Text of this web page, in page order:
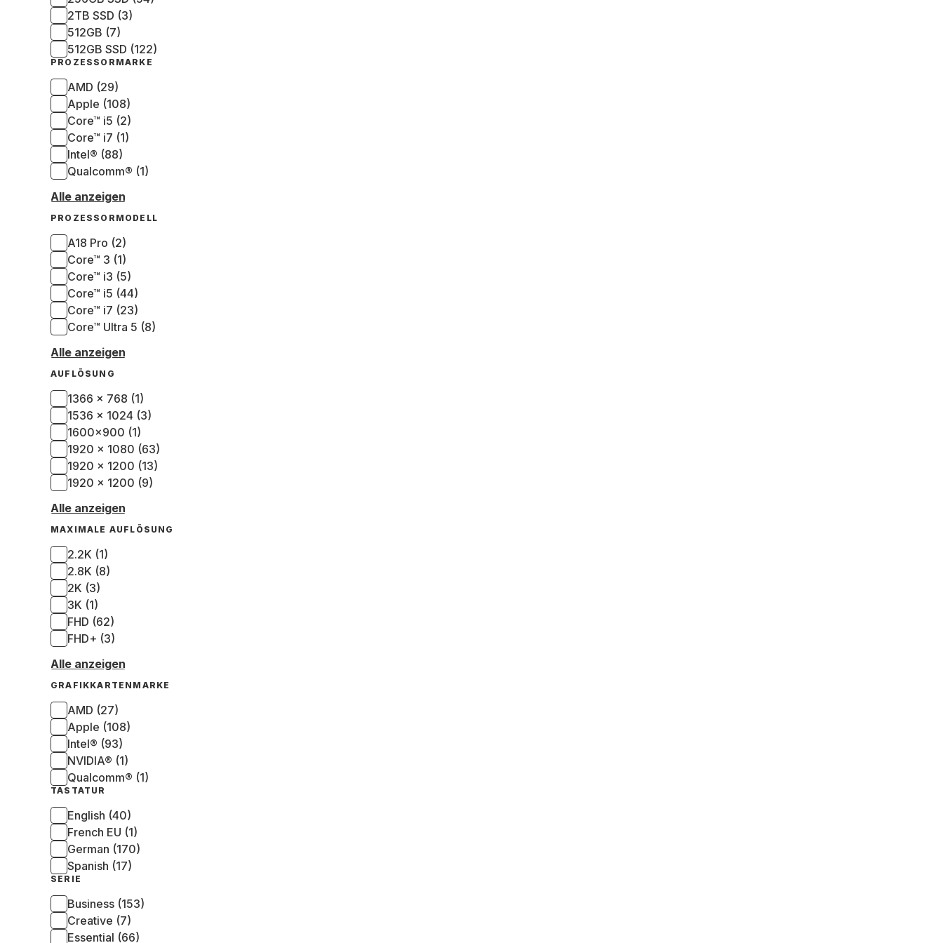
2TB SSD (3)
512GB (7)
512GB SSD (122)
PROZESSORMARKE
AMD (29)
Apple (108)
Core™ i5 (2)
Core™ i7 (1)
Intel® (88)
Qualcomm® (1)
Alle anzeigen
PROZESSORMODELL
A18 Pro (2)
Core™ 3 (1)
Core™ i3 (5)
Core™ i5 (44)
Core™ i7 (23)
Core™ Ultra 5 (8)
Alle anzeigen
AUFLÖSUNG
1366 x 768 (1)
1536 x 1024 (3)
1600x900 (1)
1920 x 1080 (63)
1920 x 1200 (13)
1920 × 1200 (9)
Alle anzeigen
MAXIMALE AUFLÖSUNG
2.2K (1)
2.8K (8)
2K (3)
3K (1)
FHD (62)
FHD+ (3)
Alle anzeigen
GRAFIKKARTENMARKE
AMD (27)
Apple (108)
Intel® (93)
NVIDIA® (1)
Qualcomm® (1)
TASTATUR
English (40)
French EU (1)
German (170)
Spanish (17)
SERIE
Business (153)
Creative (7)
Essential (66)